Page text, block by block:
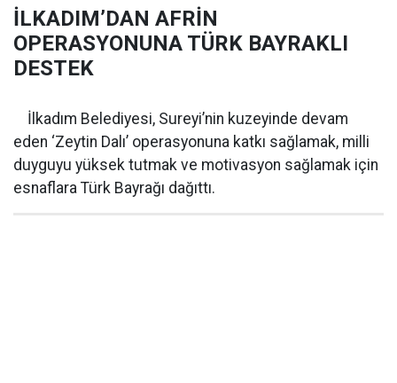
İLKADIM’DAN AFRİN
OPERASYONUNA TÜRK BAYRAKLI
DESTEK
İlkadım Belediyesi, Sureyi’nin kuzeyinde devam
eden ‘Zeytin Dalı’ operasyonuna katkı sağlamak, milli
duyguyu yüksek tutmak ve motivasyon sağlamak için
esnaflara Türk Bayrağı dağıttı.